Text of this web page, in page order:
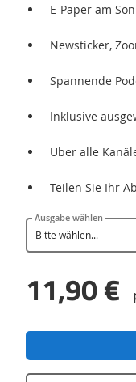
E-Paper am
Newsticker,
Spannende
Inklusive
Über alle
Teilen Sie Ihr
Ausgabe wählen
11,90 €